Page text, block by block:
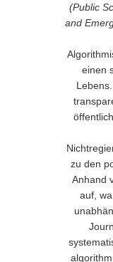
(Public
and
einen
zu den
Anhand
auf,